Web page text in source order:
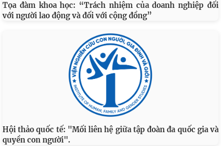
Tọa đàm khoa học: “Trách nhiệm của doanh nghiệp đối
với người lao động và đối với cộng đồng”
Hội thảo quốc tế: "Mối liên hệ giữa tập đoàn đa quốc gia và
quyền con người".